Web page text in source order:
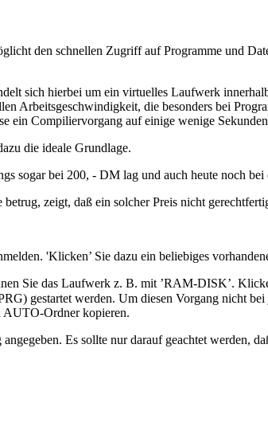
den schnellen Zugriff auf Programme und
sich hierbei um ein virtuelles Laufwerk
Arbeitsgeschwindigkeit, die besonders bei
ein Compiliervorgang auf einige wenige
die ideale Grundlage.
sogar bei 200, - DM lag und auch heute noch
zeigt, daß ein solcher Preis nicht
'Klicken’ Sie dazu ein beliebiges
Sie das Laufwerk z. B. mit ’RAM-DISK’.
gestartet werden. Um diesen Vorgang nicht bei
AUTO-Ordner kopieren.
Es sollte nur darauf geachtet werden,